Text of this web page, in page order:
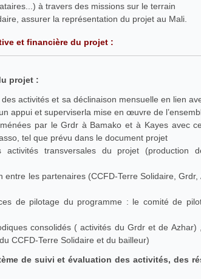
à travers des missions sur le terrain
Sur délégation du CCFD- Terre Solidaire, assurer la représentation du projet au Mali.
et financière du projet :
projet :
activités et sa déclinaison mensuelle en lien
appui et superviserla mise en œuvre de
Bamako et à Kayes avec celles menées par
tel que prévu dans le document projet
transversales du projet (production de
entre les partenaires (CCFD-Terre Solidaire,
de pilotage du programme : le comité de
CCFD-Terre Solidaire et du bailleur)
de suivi et évaluation des activités, des